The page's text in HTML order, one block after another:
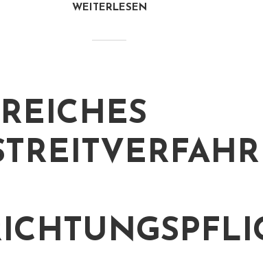
WEITERLESEN